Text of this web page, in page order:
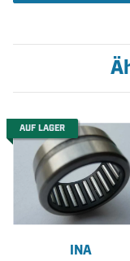
AUF LAGER
INA